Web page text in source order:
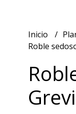
Inicio
Roble